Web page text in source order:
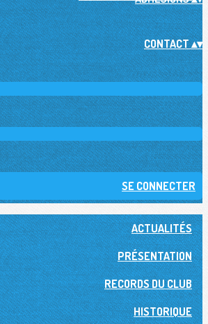
CONTACT▴▾
SE CONNECTER
ACTUALITÉS
PRÉSENTATION
RECORDS DU CLUB
HISTORIQUE